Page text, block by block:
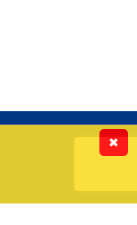
✖